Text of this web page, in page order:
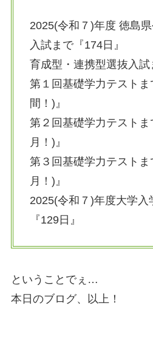
2025(令和７)年度 徳島
入試まで『174日』
育成型・連携型選抜入試
第１回基礎学力テストま
間！)』
第２回基礎学力テストま
月！)』
第３回基礎学力テストま
月！)』
2025(令和７)年度大学入
『129日』
ということでぇ…
本日のブログ、以上！